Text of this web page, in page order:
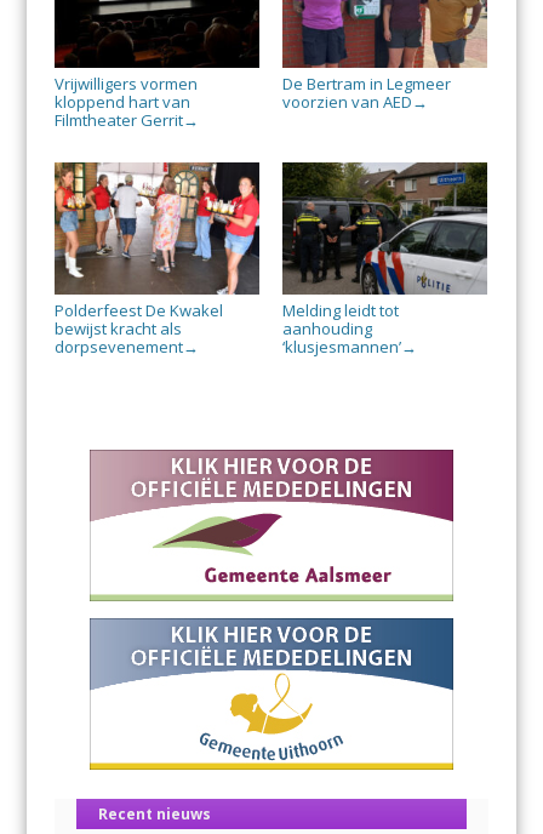
Vrijwilligers vormen
kloppend hart van
Filmtheater Gerrit→
De Bertram in Legmeer
voorzien van AED →
Polderfeest De Kwakel
bewijst kracht als
dorpsevenement→
Melding leidt tot
aanhouding
‘klusjesmannen’→
Recent nieuws